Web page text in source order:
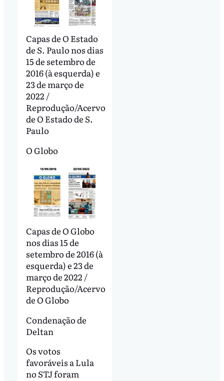
Capas de O Estado
de S. Paulo nos dias
15 de setembro de
2016 (à esquerda) e
23 de março de
2022 /
Reprodução/Acervo
de O Estado de S.
Paulo
O Globo
Capas de O Globo
nos dias 15 de
setembro de 2016 (à
esquerda) e 23 de
março de 2022 /
Reprodução/Acervo
de O Globo
Condenação de
Deltan
Os votos
favoráveis a Lula
no STJ foram